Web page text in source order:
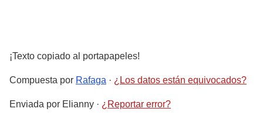
¡Texto copiado al portapapeles!
Compuesta por Rafaga · ¿Los datos están equivocados?
Enviada por Elianny · ¿Reportar error?